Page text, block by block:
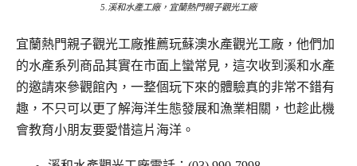
5.溪和水產工廠，宜蘭熱門親子觀光工廠
宜蘭熱門親子觀光工廠推薦玩蘇澳水產觀光工廠，他們加
的水產系列商品其實在市面上蠻常見，這次收到溪和水產
的邀請來參觀館內，一整個玩下來的體驗真的非常不錯有
趣，不只可以更了解海洋生態發展和漁業相關，也趁此機
會教育小朋友要愛惜這片海洋。